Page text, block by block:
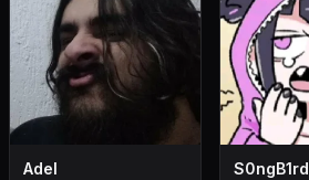
Adel S0ngB1rd